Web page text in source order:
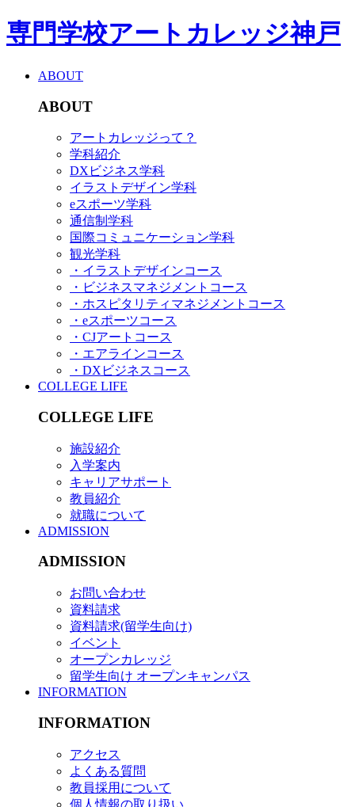
専門学校アートカレッジ神戸
ABOUT
ABOUT
アートカレッジって？
学科紹介
DXビジネス学科
イラストデザイン学科
eスポーツ学科
通信制学科
国際コミュニケーション学科
観光学科
・イラストデザインコース
・ビジネスマネジメントコース
・ホスピタリティマネジメントコース
・eスポーツコース
・CJアートコース
・エアラインコース
・DXビジネスコース
COLLEGE LIFE
COLLEGE LIFE
施設紹介
入学案内
キャリアサポート
教員紹介
就職について
ADMISSION
ADMISSION
お問い合わせ
資料請求
資料請求(留学生向け)
イベント
オープンカレッジ
留学生向け オープンキャンパス
INFORMATION
INFORMATION
アクセス
よくある質問
教員採用について
個人情報の取り扱い